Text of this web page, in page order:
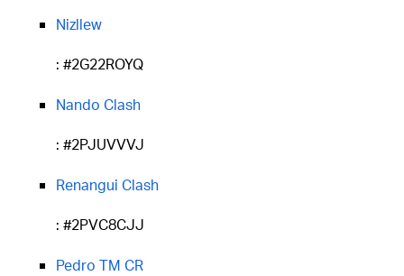
Nizllew
: #2G22ROYQ
Nando Clash
: #2PJUVVVJ
Renangui Clash
: #2PVC8CJJ
Pedro TM CR